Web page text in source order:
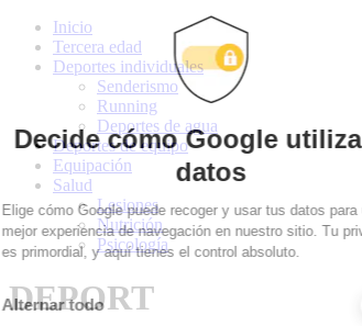
Inicio
Tercera edad
Deportes individuales
Senderismo
Running
Deportes de agua
Deportes de equipo
Equipación
Salud
Lesiones
Nutrición
Psicología
DEPORT